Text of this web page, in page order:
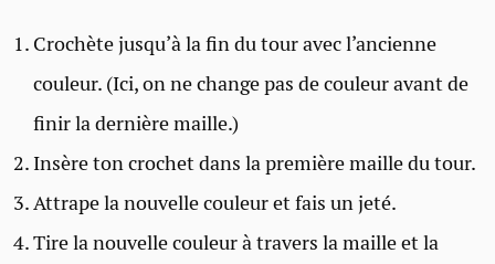
Crochète jusqu’à la fin du tour avec l’ancienne
couleur. (Ici, on ne change pas de couleur avant de
finir la dernière maille.)
Insère ton crochet dans la première maille du tour.
Attrape la nouvelle couleur et fais un jeté.
Tire la nouvelle couleur à travers la maille et la